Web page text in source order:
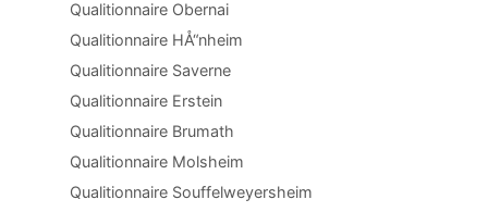
Qualitionnaire Obernai
Qualitionnaire HÅ“nheim
Qualitionnaire Saverne
Qualitionnaire Erstein
Qualitionnaire Brumath
Qualitionnaire Molsheim
Qualitionnaire Souffelweyersheim